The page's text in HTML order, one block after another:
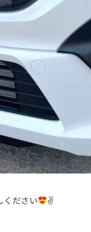
ください ✌